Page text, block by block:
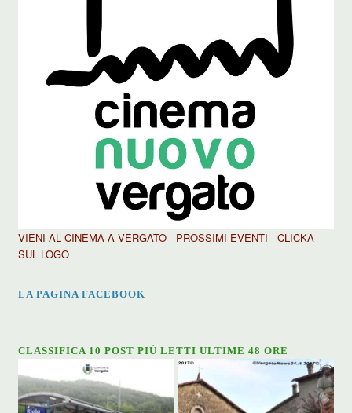
VIENI AL CINEMA A VERGATO - PROSSIMI EVENTI - CLICKA
SUL LOGO
LA PAGINA FACEBOOK
CLASSIFICA 10 POST PIÙ LETTI ULTIME 48 ORE